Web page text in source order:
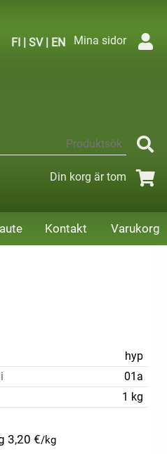
FI | SV| EN Mina sidor
Din korg är tom
Kontakt Varukorg
hyp
01a
1 kg
3,20 €/kg